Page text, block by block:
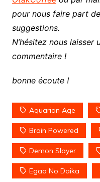
pour nous faire part
suggestions.
N’hésitez nous laisser
commentaire !
bonne écoute !
Aquarian Age
Brain Powered
Demon Slayer
Egao No Daika